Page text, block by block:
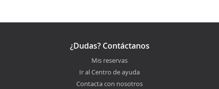
¿Dudas? Contáctanos
Mis reservas
Ir al Centro de ayuda
Contacta con nosotros